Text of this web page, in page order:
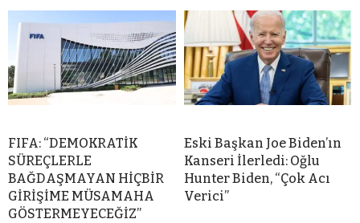
FIFA: “DEMOKRATİK
SÜREÇLERLE
BAĞDAŞMAYAN HİÇBİR
GİRİŞİME MÜSAMAHA
GÖSTERMEYECEĞİZ”
Eski Başkan Joe Biden’ın
Kanseri İlerledi: Oğlu
Hunter Biden, “Çok Acı
Verici”